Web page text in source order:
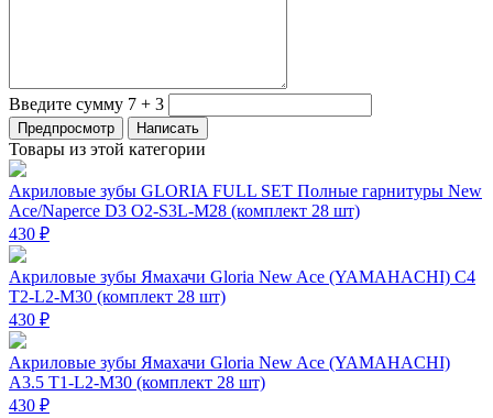
Введите сумму 7 + 3
Товары из этой категории
Акриловые зубы GLORIA FULL SET Полные гарнитуры New
Ace/Naperce D3 O2-S3L-M28 (комплект 28 шт)
430 ₽
Акриловые зубы Ямахачи Gloria New Ace (YAMAHACHI) C4
T2-L2-M30 (комплект 28 шт)
430 ₽
Акриловые зубы Ямахачи Gloria New Ace (YAMAHACHI)
A3.5 T1-L2-M30 (комплект 28 шт)
430 ₽